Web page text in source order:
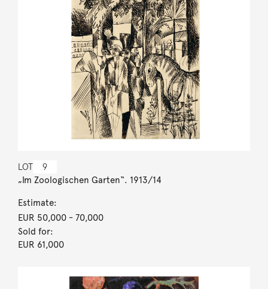
LOT 9
„Im Zoologischen Garten“. 1913/14
Estimate:
EUR 50,000- 70,000
Sold for:
EUR 61,000